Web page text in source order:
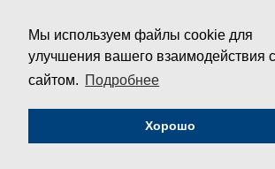
Мы используем файлы cookie для
улучшения вашего взаимодействия с
сайтом. Подробнее
Хорошо
© ПИР-Центр, 1994–2025 | Все права защищены
Соглашение об обработке персональных
Политика конфиденциальности и